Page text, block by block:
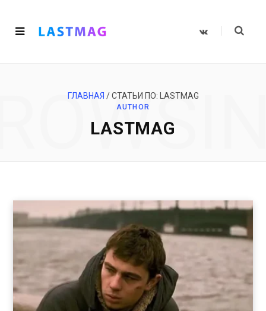
V
ГЛАВНАЯ /СТАТЬИ ПО: LASTMAG
AUTHOR
LASTMAG